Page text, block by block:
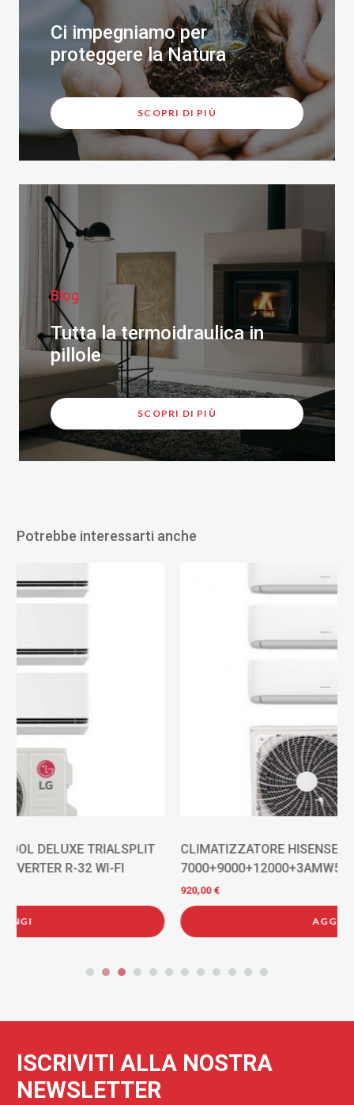
Ci impegniamo per
proteggere la Natura
SCOPRI DI PIÙ
Blog
Tutta la termoidraulica in
pillole
SCOPRI DI PIÙ
Potrebbe interessarti anche
CLIMATIZZATORE HISENSE HI-COMFORT TRIALSPLIT
7000+9000+12000+3AMW52U4RJC INVERTER R-32 WI-
AGGIUNGI
ISCRIVITI ALLA NOSTRA
NEWSLETTER